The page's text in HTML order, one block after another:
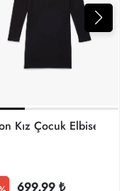
Kız Çocuk Elbise
699,99 ₺